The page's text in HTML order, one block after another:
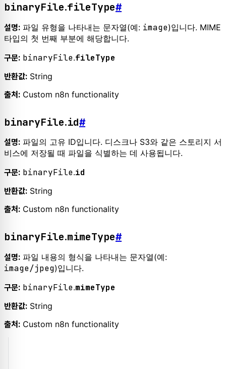
binaryFile.fileType#
설명: 파일 유형을 나타내는 문자열(예: image)입니다. MIME
타입의 첫 번째 부분에 해당합니다.
구문: binaryFile.fileType
반환값: String
출처: Custom n8n functionality
binaryFile.id#
설명: 파일의 고유 ID입니다. 디스크나 S3와 같은 스토리지 서
비스에 저장될 때 파일을 식별하는 데 사용됩니다.
구문: binaryFile.id
반환값: String
출처: Custom n8n functionality
binaryFile.mimeType#
설명: 파일 내용의 형식을 나타내는 문자열(예:
image/jpeg)입니다.
구문: binaryFile.mimeType
반환값: String
출처: Custom n8n functionality